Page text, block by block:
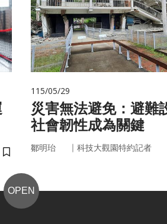
儲存書籤
115/05/29
災害無法避免：避難
社會韌性成為關鍵
鄒明珆 ｜ 科技大觀園特約記者
OPEN